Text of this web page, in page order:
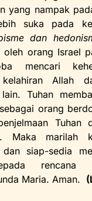
yang nampak
suka pada
dan
orang Israel
mencari
kelahiran Allah
Tuhan
orang
Tuhan
Maka marilah
siap-sedia
rencana
Maria. Aman.